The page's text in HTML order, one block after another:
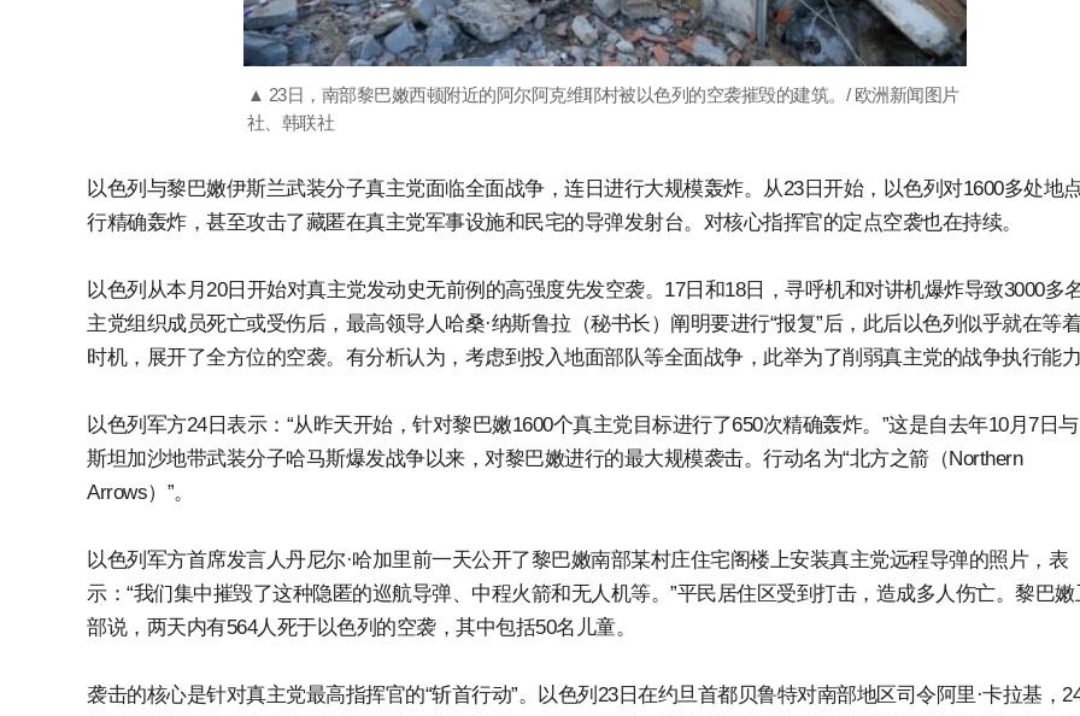
▲ 23日，南部黎巴嫩西顿附近的阿尔阿克维耶村被以色列的空袭摧毁的建筑。/ 欧洲新闻图片
社、韩联社
以色列与黎巴嫩伊斯兰武装分子真主党面临全面战争，连日进行大规模轰炸。从23日开始，以色列对1600多处地
行精确轰炸，甚至攻击了藏匿在真主党军事设施和民宅的导弹发射台。对核心指挥官的定点空袭也在持续。
以色列从本月20日开始对真主党发动史无前例的高强度先发空袭。17日和18日，寻呼机和对讲机爆炸导致3000多
主党组织成员死亡或受伤后，最高领导人哈桑·纳斯鲁拉（秘书长）阐明要进行“报复”后，此后以色列似乎就在等
时机，展开了全方位的空袭。有分析认为，考虑到投入地面部队等全面战争，此举为了削弱真主党的战争执行能力
以色列军方24日表示：“从昨天开始，针对黎巴嫩1600个真主党目标进行了650次精确轰炸。”这是自去年10月7日
斯坦加沙地带武装分子哈马斯爆发战争以来，对黎巴嫩进行的最大规模袭击。行动名为“北方之箭（Northern
Arrows）”。
以色列军方首席发言人丹尼尔·哈加里前一天公开了黎巴嫩南部某村庄住宅阁楼上安装真主党远程导弹的照片，表
示：“我们集中摧毁了这种隐匿的巡航导弹、中程火箭和无人机等。”平民居住区受到打击，造成多人伤亡。黎巴嫩
部说，两天内有564人死于以色列的空袭，其中包括50名儿童。
袭击的核心是针对真主党最高指挥官的“斩首行动”。以色列23日在约旦首都贝鲁特对南部地区司令阿里·卡拉基，